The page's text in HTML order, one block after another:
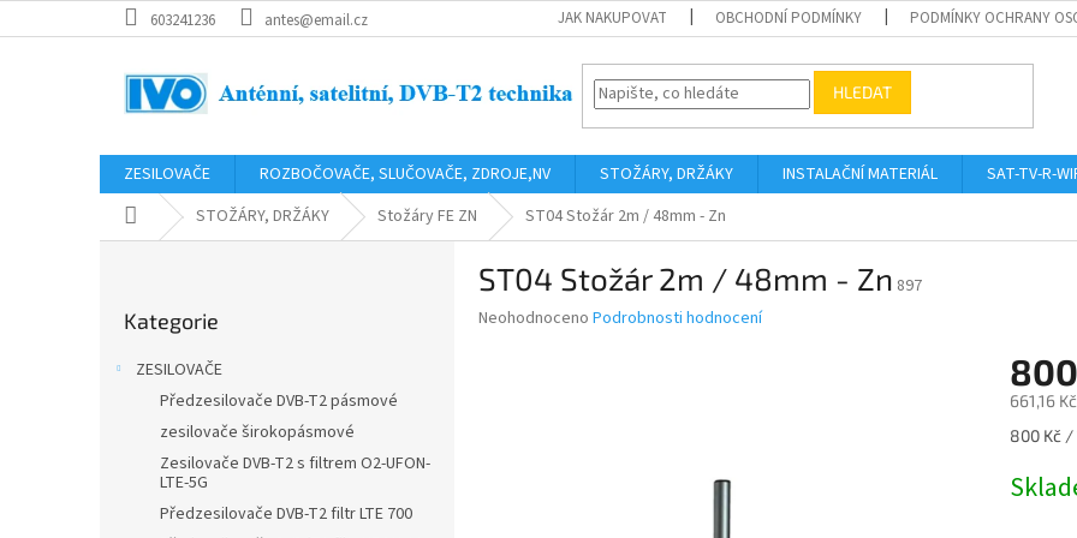
na
603241236 antes@email.cz JAK NAKUPOVAT OBCHODNÍ PODMÍNKY PODMÍNKY OCHRANY
HLEDAT
ZESILOVAČE ROZBOČOVAČE, SLUČOVAČE, ZDROJE,NV STOŽÁRY, DRŽÁKY INSTALAČNÍ MATERIÁL SAT-TV-R-
Domů STOŽÁRY, DRŽÁKY Stožáry FE ZN ST04 Stožár 2m / 48mm - Zn
kategorie
Kategorie
ZESILOVAČE
Předzesilovače DVB-T2 pásmové
zesilovače širokopásmové
Zesilovače DVB-T2 s filtrem O2-UFON-
LTE-5G
Předzesilovače DVB-T2 filtr LTE 700
ST04 Stožár 2m / 48mm - Zn 897
Průměrné
Neohodnoceno Podrobnosti hodnocení
661,16
Měrná
800 Kč /